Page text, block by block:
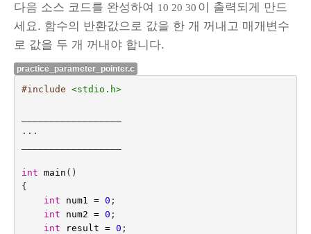
다음 소스 코드를 완성하여 10 20 30 이 출력되게 만드
세요. 함수의 반환값으로 값을 한 개 꺼내고 매개변수
로 값을 두 개 꺼내야 합니다.
practice_parameter_pointer.c
#include <stdio.h>
...
int main ()
{
int
num1 = 0 ;
int
num2 = 0 ;
int
result = 0 ;